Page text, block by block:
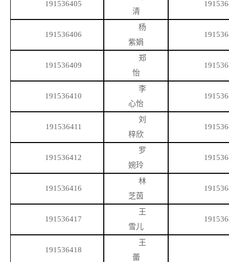
191536405
清
191536406
杨
紫娟
191536409
郑
怡
191536410
李
心怡
191536411
刘
梓欣
191536412
罗
婉玲
191536416
林
芝茵
191536417
王
雪儿
191536418
王
蕾